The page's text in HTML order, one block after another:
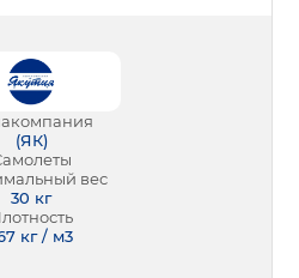
(ЯК)
вес
30 кг
кг / м3